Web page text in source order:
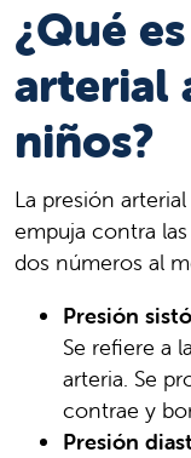
¿Qué
arterial
niños?
La presión
empuja contra
dos números al
Presión
Se refiere a
arteria. Se
contrae y
Presión